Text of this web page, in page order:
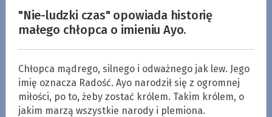
"Nie-ludzki czas" opowiada historię
małego chłopca o imieniu Ayo.
Chłopca mądrego, silnego i odważnego jak lew. Jego
imię oznacza Radość. Ayo narodził się z ogromnej
miłości, po to, żeby zostać królem. Takim królem, o
jakim marzą wszystkie narody i plemiona.